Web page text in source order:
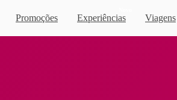
Promoções Experiências Viagens